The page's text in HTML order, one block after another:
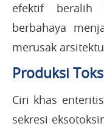
efektif beralih
berbahaya
merusak
Produksi
Ciri khas
sekresi